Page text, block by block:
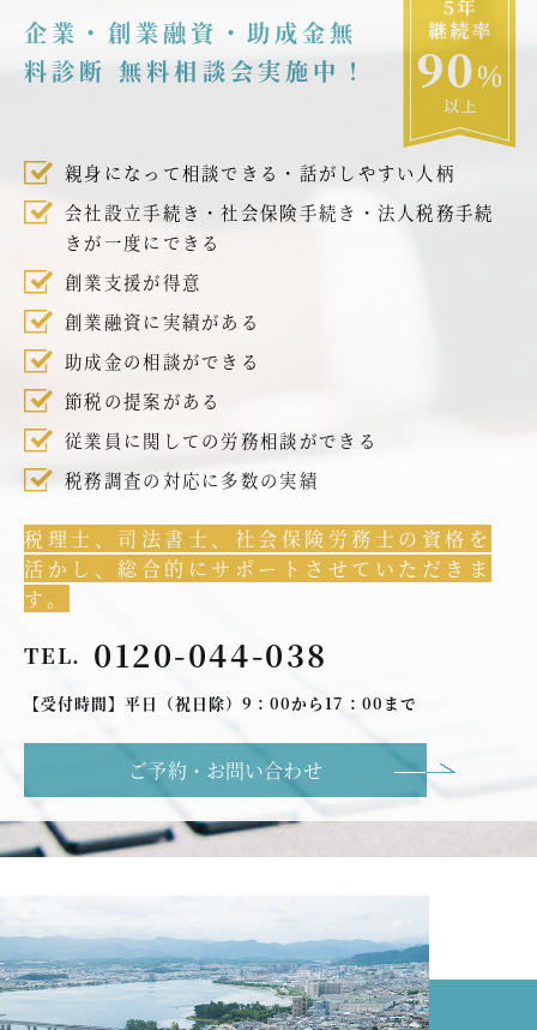
企業・創業融資・助成金無
料診断 無料相談会実施中！
親身になって相談できる・話がしやすい人柄
会社設立手続き・社会保険手続き・法人税務手続
きが一度にできる
創業支援が得意
創業融資に実績がある
助成金の相談ができる
節税の提案がある
従業員に関しての労務相談ができる
税務調査の対応に多数の実績
税理士、司法書士、社会保険労務士の資格を
活かし、総合的にサポートさせていただきま
す。
TEL. 0120-044-038
【受付時間】平日（祝日除）9：00から17：00まで
ご予約・お問い合わせ